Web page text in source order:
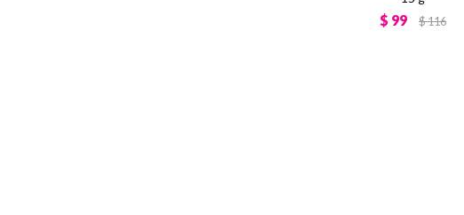
$ 99 $116